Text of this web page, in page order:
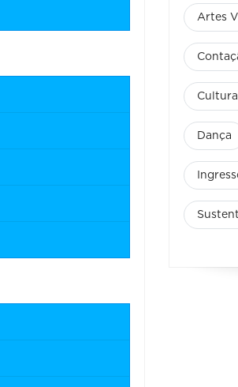
Artes
Cultura
Dança